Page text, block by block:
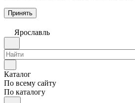
Принять
Ярославль
Каталог
По всему сайту
По каталогу